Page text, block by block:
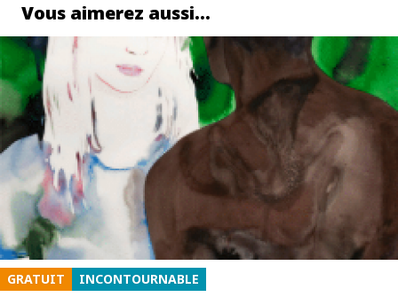
Vous aimerez aussi…
GRATUIT INCONTOURNABLE